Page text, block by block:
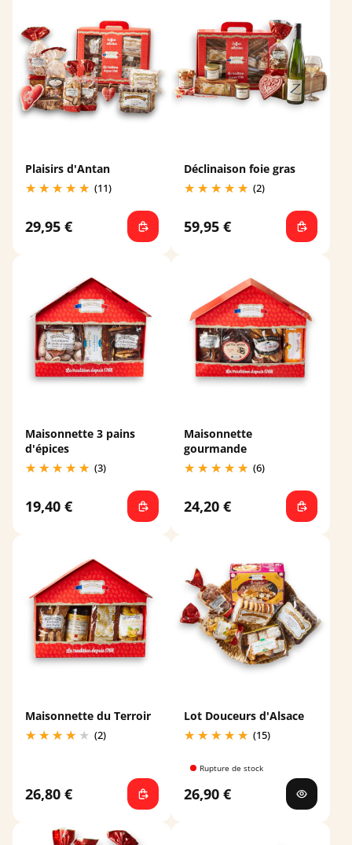
Plaisirs d'Antan
(11)
29,95 €
Déclinaison foie gras
(2)
59,95 €
Maisonnette 3 pains
d'épices
(3)
19,40 €
Maisonnette
gourmande
(6)
24,20 €
Maisonnette du Terroir
(2)
26,80 €
Lot Douceurs d'Alsace
(15)
Rupture de stock
26,90 €